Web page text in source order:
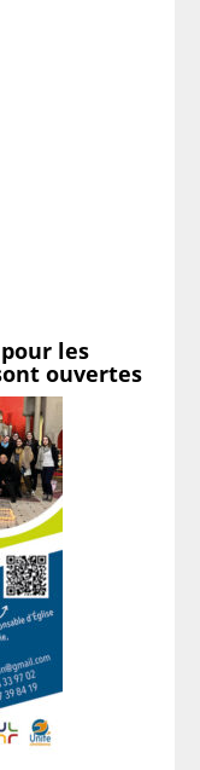
les
ouvertes